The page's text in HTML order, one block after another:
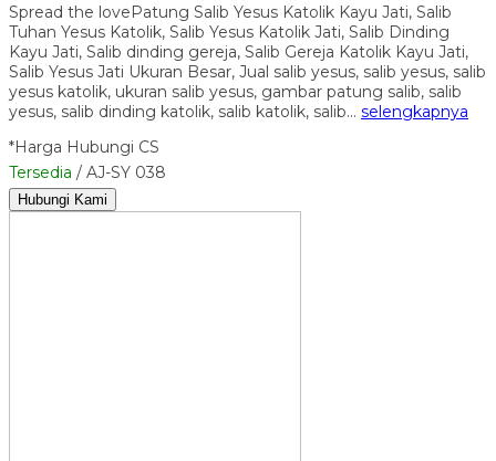
Spread the lovePatung Salib Yesus Katolik Kayu Jati, Salib
Tuhan Yesus Katolik, Salib Yesus Katolik Jati, Salib Dinding
Kayu Jati, Salib dinding gereja, Salib Gereja Katolik Kayu Jati,
Salib Yesus Jati Ukuran Besar, Jual salib yesus, salib yesus, salib
yesus katolik, ukuran salib yesus, gambar patung salib, salib
yesus, salib dinding katolik, salib katolik, salib… selengkapnya
*Harga Hubungi CS
Tersedia / AJ-SY 038
Hubungi Kami